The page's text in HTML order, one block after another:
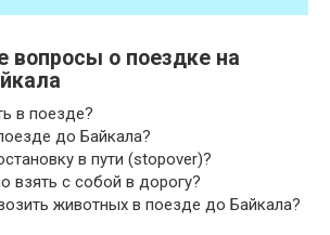
вопросы о поездке на
в поезде?
до Байкала?
в пути (stopover)?
взять с собой в дорогу?
животных в поезде до Байкала?